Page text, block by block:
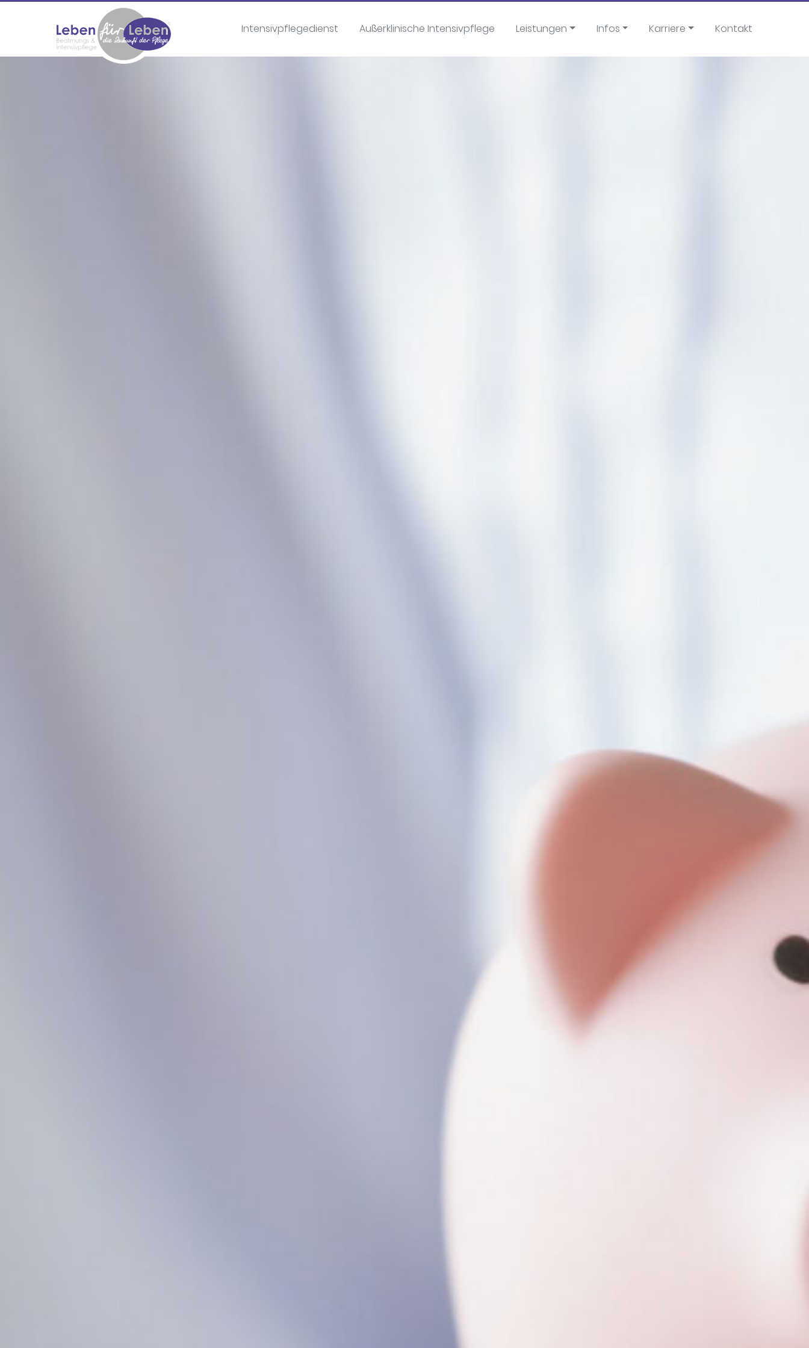
Intensivpflegedienst Außerklinische Intensivpflege Leistungen Infos Karriere Kontakt